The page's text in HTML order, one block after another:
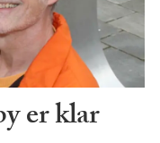
er klar